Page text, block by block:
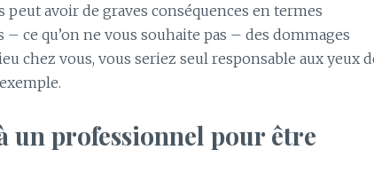
peut avoir de graves conséquences en termes
– ce qu’on ne vous souhaite pas – des dommages
chez vous, vous seriez seul responsable aux yeux
un professionnel pour être